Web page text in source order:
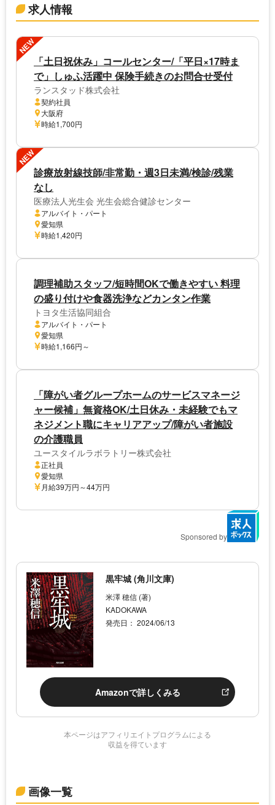
求人情報
NEW
「土日祝休み」コールセンター/「平日×17時ま
で」しゅふ活躍中 保険手続きのお問合せ受付
ランスタッド株式会社
契約社員
大阪府
時給1,700円
NEW
診療放射線技師/非常勤・週3日未満/検診/残業
なし
医療法人光生会 光生会総合健診センター
アルバイト・パート
愛知県
時給1,420円
調理補助スタッフ/短時間OKで働きやすい 料理
の盛り付けや食器洗浄などカンタン作業
トヨタ生活協同組合
アルバイト・パート
愛知県
時給1,166円～
「障がい者グループホームのサービスマネージ
ャー候補」無資格OK/土日休み・未経験でもマ
ネジメント職にキャリアアップ/障がい者施設
の介護職員
ユースタイルラボラトリー株式会社
正社員
愛知県
月給39万円～44万円
Sponsored by
黒牢城 (角川文庫)
米澤 穂信 (著)
KADOKAWA
発売日： 2024/06/13
Amazonで詳しくみる
本ページはアフィリエイトプログラムによる
収益を得ています
画像一覧